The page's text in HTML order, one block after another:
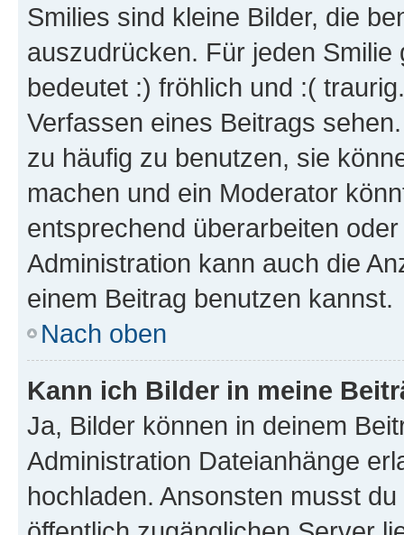
Smilies sind kleine Bilder, die
auszudrücken. Für jeden
bedeutet :) fröhlich und :(
Verfassen eines Beitrags
zu häufig zu benutzen, sie
machen und ein Moderator
entsprechend überarbeiten
Administration kann auch die
einem Beitrag benutzen kannst.
Nach oben
Kann ich Bilder in meine
Ja, Bilder können in deinem
Administration Dateianhänge
hochladen. Ansonsten musst